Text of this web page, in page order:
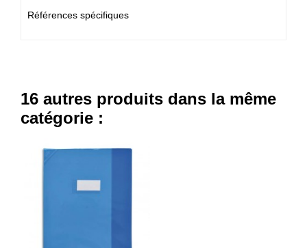
Références spécifiques
16 autres produits dans la même
catégorie :